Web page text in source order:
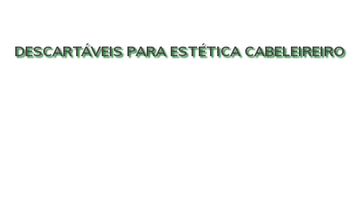
DESCARTÁVEIS PARA ESTÉTICA CABELEIREIRO